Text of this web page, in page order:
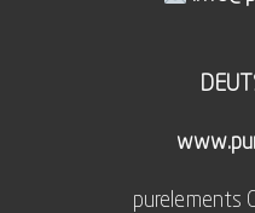
purelements